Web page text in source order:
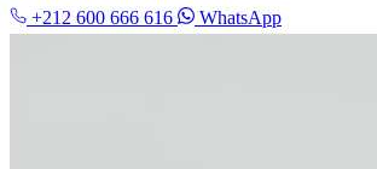
+212 600 666 616
WhatsApp